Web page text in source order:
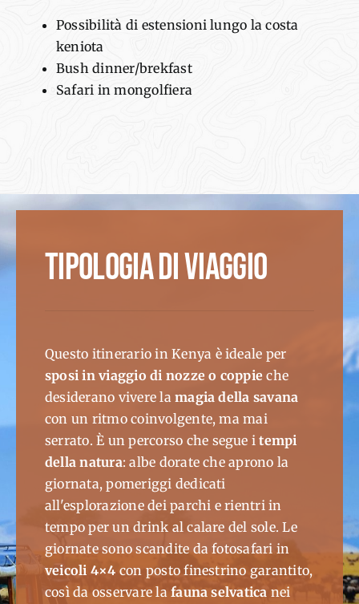
Possibilità di estensioni lungo la costa
keniota
Bush dinner/brekfast
Safari in mongolfiera
TIPOLOGIA DI VIAGGIO
Questo itinerarioin Kenya è ideale per
sposi in viaggio di nozze o coppie che
desiderano vivere lamagia della savana
con un ritmo coinvolgente, ma mai
serrato. È unpercorso che segue itempi
della natura: albe dorate che aprono la
giornata, pomeriggi dedicati
all'esplorazione dei parchi e rientri in
tempo per un drink al calare del sole. Le
giornate sono scandite da fotosafari in
veicoli 4×4 con posto finestrino garantito,
così da osservare lafauna selvatica nei